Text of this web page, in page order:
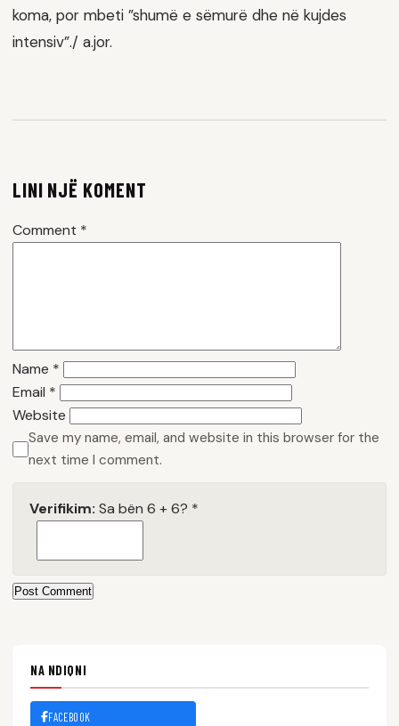
koma, por mbeti ”shumë e sëmurë dhe në kujdes
intensiv”./ a.jor.
LINI NJË KOMENT
Comment *
Name *
Email *
Website
Save my name, email, and website in this browser for the
next time I comment.
Verifikim: Sa bën 6 + 6? *
Post Comment
NA NDIQNI
FACEBOOK